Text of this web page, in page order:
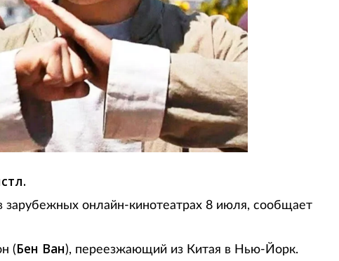
онлайн-кинотеатрах 8 июля, сообщает
(Бен Ван), переезжающий из Китая в Нью-Йорк.